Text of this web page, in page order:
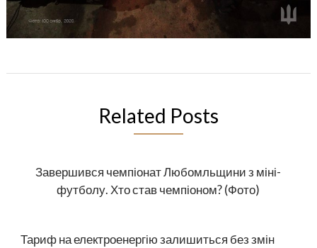
Related Posts
Завершився чемпіонат Любомльщини з міні-
футболу. Хто став чемпіоном? (Фото)
Тариф на електроенергію залишиться без змін